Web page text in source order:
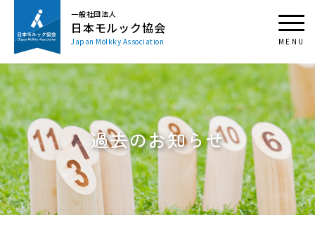
一般社団法人
日本モルック協会
Japan Mölkky Association
過去のお知らせ